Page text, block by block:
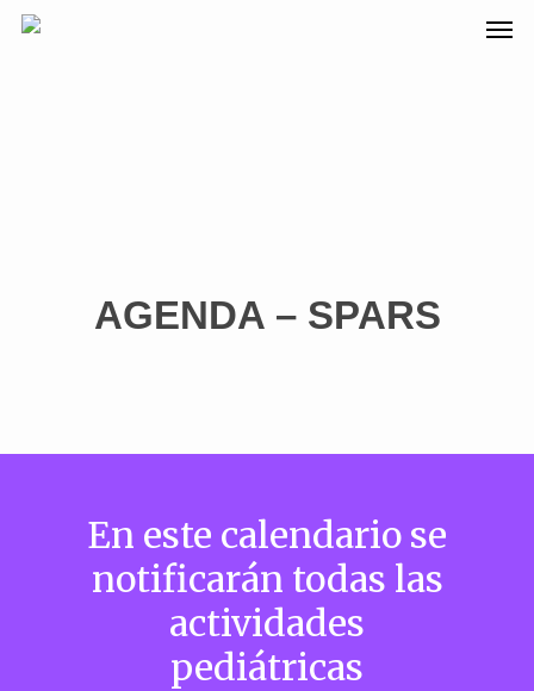
AGENDA – SPARS
En este calendario se
notificarán todas las
actividades
pediátricas